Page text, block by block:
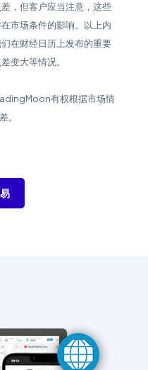
，但客户应当注意，这些
市场条件的影响。以上内
在财经日历上发布的重要
变大等情况。
有权根据市场情
。